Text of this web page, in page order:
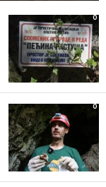
0
0